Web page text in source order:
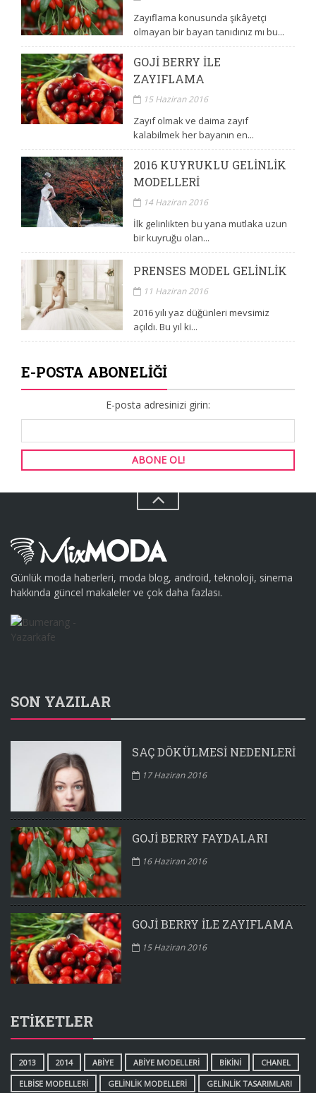
Zayıflama konusunda şikâyetçi
olmayan bir bayan tanıdınız mı bu...
GOJI BERRY ILE
ZAYIFLAMA
15 Haziran 2016
Zayıf olmak ve daima zayıf
kalabilmek her bayanın en...
2016 KUYRUKLU GELINLIK
MODELLERI
14 Haziran 2016
İlk gelinlikten bu yana mutlaka uzun
bir kuyruğu olan...
PRENSES MODEL GELINLIK
11 Haziran 2016
2016 yılı yaz düğünleri mevsimiz
açıldı. Bu yıl ki...
E-POSTA ABONELIĞI
E-posta adresinizi girin:
Günlük moda haberleri, moda blog, android, teknoloji, sinema
hakkında güncel makaleler ve çok daha fazlası.
SON YAZILAR
SAÇ DÖKÜLMESI NEDENLERI
17 Haziran 2016
GOJI BERRY FAYDALARI
16 Haziran 2016
GOJI BERRY ILE ZAYIFLAMA
15 Haziran 2016
ETIKETLER
2013 2014 ABIYE ABIYE MODELLERI BIKINI
CHANEL
ELBISE MODELLERI
GELINLIK MODELLERI GELINLIK TASARIMLARI